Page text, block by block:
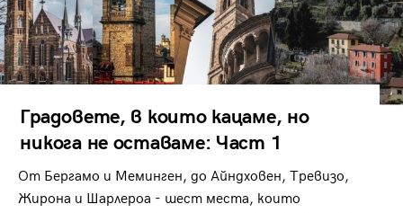
Градовете, в които кацаме, но
никога не оставаме: Част 1
От Бергамо и Меминген, до Айндховен, Тревизо,
Жирона и Шарлероа - шест места, които